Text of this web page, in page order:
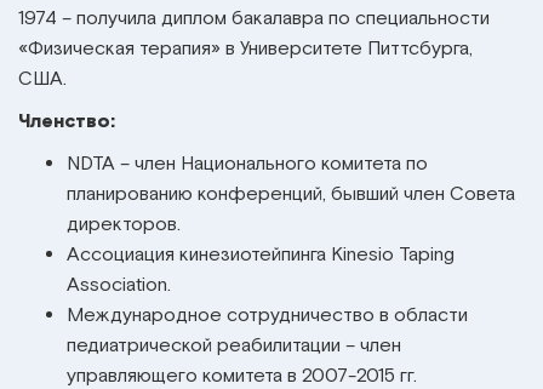
1974 – получила диплом бакалавра по специальности
«Физическая терапия» в Университете Питтсбурга,
США.
Членство:
NDTA – член Национального комитета по
планированию конференций, бывший член Совета
директоров.
Ассоциация кинезиотейпинга Kinesio Taping
Association.
Международное сотрудничество в области
педиатрической реабилитации – член
управляющего комитета в 2007-2015 гг.